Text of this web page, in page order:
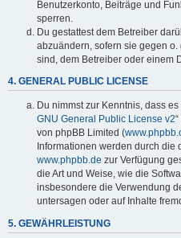
Benutzerkonto, Beiträge und
sperren.
Du gestattest dem Betreiber
abzuändern, sofern sie gegen
sind, dem Betreiber oder einem
4. GENERAL PUBLIC LICENSE
Du nimmst zur Kenntnis, dass
GNU General Public License v2
von phpBB Limited (
Informationen werden durch
www.phpbb.de zur Verfügung
die Art und Weise, wie die
insbesondere die Verwendung
untersagen oder auf Inhalte
5. GEWÄHRLEISTUNG